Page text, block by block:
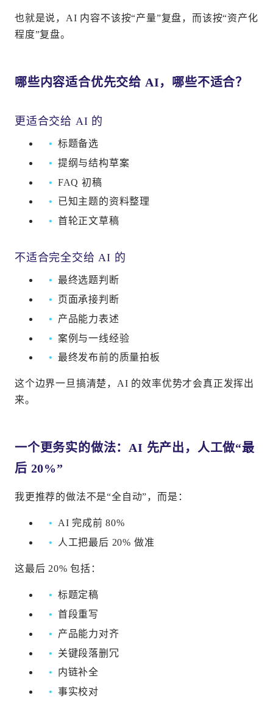
也就是说，AI 内容不该按“产量”复盘，而该按“资产化
程度”复盘。
哪些内容适合优先交给 AI，哪些不适合？
更适合交给 AI 的
标题备选
提纲与结构草案
FAQ 初稿
已知主题的资料整理
首轮正文草稿
不适合完全交给 AI 的
最终选题判断
页面承接判断
产品能力表述
案例与一线经验
最终发布前的质量拍板
这个边界一旦搞清楚，AI 的效率优势才会真正发挥出
来。
一个更务实的做法：AI 先产出，人工做“最
后 20%”
我更推荐的做法不是“全自动”，而是：
AI 完成前 80%
人工把最后 20% 做准
这最后 20% 包括：
标题定稿
首段重写
产品能力对齐
关键段落删冗
内链补全
事实校对